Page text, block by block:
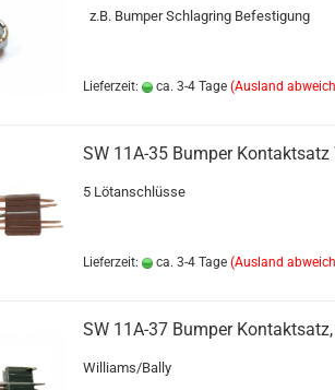
z.B. Bumper Schlagring Befestigung
Lieferzeit: ca. 3-4 Tage (Ausland
SW 11A-35 Bumper
5 Lötanschlüsse
Lieferzeit: ca. 3-4 Tage (Ausland
SW 11A-37 Bumper
Williams/Bally